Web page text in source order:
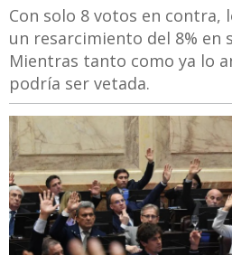
Con solo 8 votos en contra,
un resarcimiento del 8% en
Mientras tanto como ya lo
podría ser vetada.